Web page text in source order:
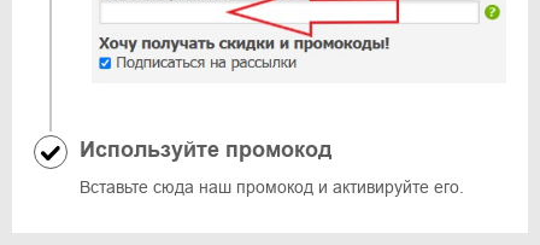
Используйте промокод
Вставьте сюда наш промокод и активируйте его.